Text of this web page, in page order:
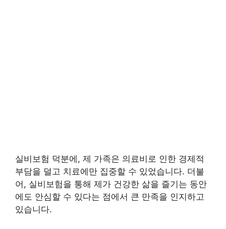
실비보험 덕분에, 제 가족은 의료비로 인한 경제적
부담을 덜고 치료에만 집중할 수 있었습니다. 더불
어, 실비보험을 통해 제가 건강한 삶을 즐기는 동안
에도 안심할 수 있다는 점에서 큰 만족을 인지하고
있습니다.